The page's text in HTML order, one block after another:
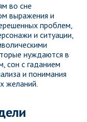
во сне
выражения и
проблем,
и ситуации,
нуждаются в
сон с гаданием
и понимания
желаний.